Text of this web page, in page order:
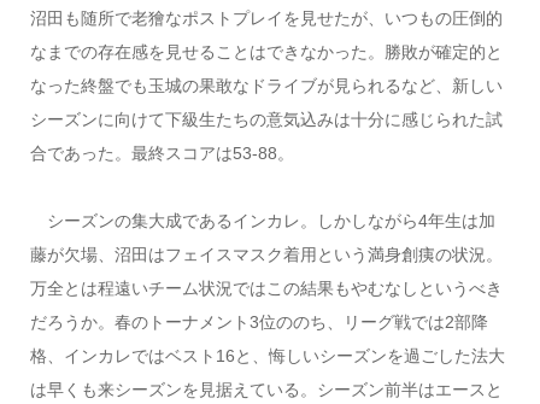
沼田も随所で老獪なポストプレイを見せたが、いつもの圧倒的
なまでの存在感を見せることはできなかった。勝敗が確定的と
なった終盤でも玉城の果敢なドライブが見られるなど、新しい
シーズンに向けて下級生たちの意気込みは十分に感じられた試
合であった。最終スコアは53-88。
シーズンの集大成であるインカレ。しかしながら4年生は加
藤が欠場、沼田はフェイスマスク着用という満身創痍の状況。
万全とは程遠いチーム状況ではこの結果もやむなしというべき
だろうか。春のトーナメント3位ののち、リーグ戦では2部降
格、インカレではベスト16と、悔しいシーズンを過ごした法大
は早くも来シーズンを見据えている。シーズン前半はエースと